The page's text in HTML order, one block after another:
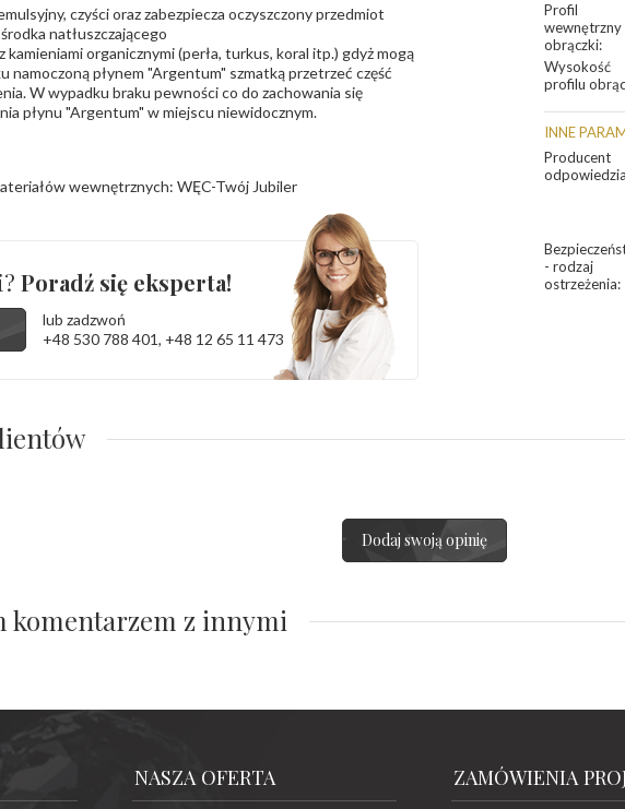
Profil
wewnętrzny
obrączki:
Wysokość
profilu
INNE
Producent
- rodzaj
ostrzeżenia:
czyści oraz zabezpiecza oczyszczony przedmiot
natłuszczającego
kamieniami organicznymi (perła, turkus, koral itp.) gdyż mogą
namoczoną płynem "Argentum" szmatką przetrzeć część
W wypadku braku pewności co do zachowania się
płynu "Argentum" w miejscu niewidocznym.
wewnętrznych: WĘC-Twój Jubiler
Poradź się eksperta!
lub zadzwoń
+48 530 788 401, +48 12 65 11 473
Dodaj swoją opinię
komentarzem z innymi
NASZA OFERTA ZAMÓWIENIA